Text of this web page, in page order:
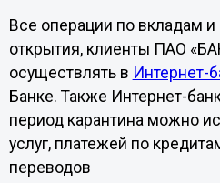
Все операции по вкладам и
открытия, клиенты ПАО
осуществлять в Интернет-
Банке. Также Интернет-
период карантина можно
услуг, платежей по
переводов